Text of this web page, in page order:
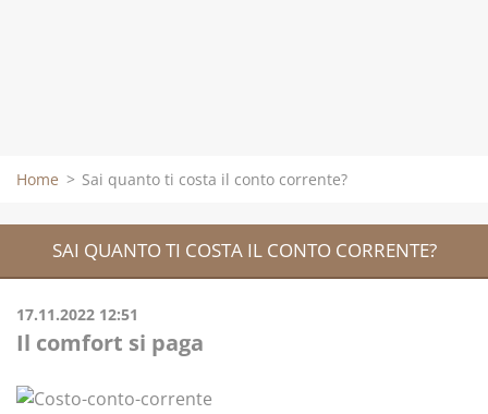
Home > Sai quanto ti costa il conto corrente?
SAI QUANTO TI COSTA IL CONTO CORRENTE?
17.11.2022 12:51
Il comfort si paga